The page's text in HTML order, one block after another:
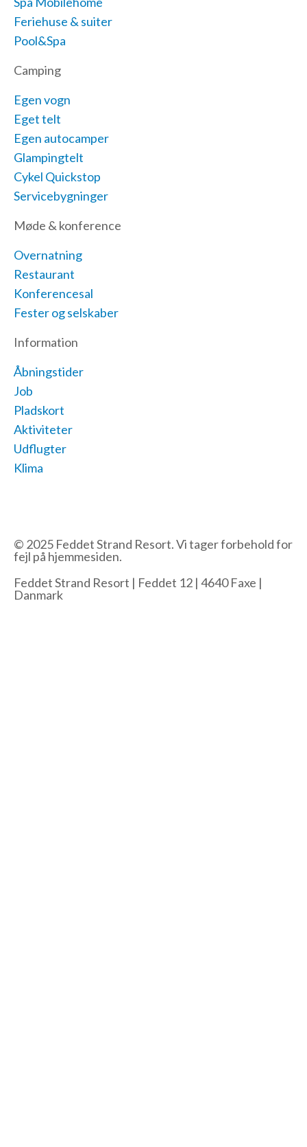
Feriehuse & suiter
Pool&Spa
Camping
Egen vogn
Eget telt
Egen autocamper
Glampingtelt
Cykel Quickstop
Servicebygninger
Møde & konference
Overnatning
Restaurant
Konferencesal
Fester og selskaber
Information
Åbningstider
Job
Pladskort
Aktiviteter
Udflugter
Klima
© 2025 Feddet Strand Resort. Vi tager forbehold for
fejl på hjemmesiden.
Feddet Strand Resort | Feddet 12 | 4640 Faxe |
Danmark